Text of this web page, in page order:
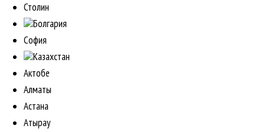
Столин
Болгария
София
Казахстан
Актобе
Алматы
Астана
Атырау